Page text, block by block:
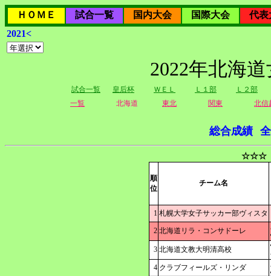
ＨＯＭＥ 試合一覧 国内大会 国際大会
代表
2021<
2022年北海
試合一覧 皇后杯 ＷＥＬ Ｌ１部
Ｌ２部
一覧
北海道 東北 関東 北信
総合成績
☆☆☆
順
位
チーム名
1 札幌大学女子サッカー部ヴィスタ
2 北海道リラ・コンサドーレ
3 北海道文教大明清高校
4 クラブフィールズ・リンダ